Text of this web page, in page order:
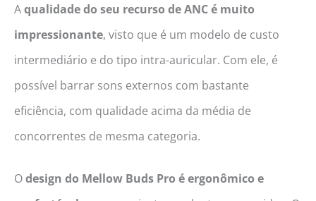
Aqualidade do seu recurso de ANC é muito
impressionante, visto que é um modelo de custo
intermediário e do tipo intra-auricular. Com ele, é
possível barrar sons externos com bastante
eficiência, com qualidade acima da média de
concorrentes de mesma categoria.
Odesign do Mellow Buds Pro é ergonômico e